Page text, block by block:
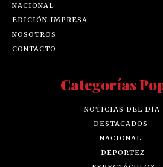
NACIONAL
EDICIÓN IMPRESA
NOSOTROS
CONTACTO
Categorías
NOTICIAS DEL DÍA
DESTACADOS
NACIONAL
DEPORTEZ